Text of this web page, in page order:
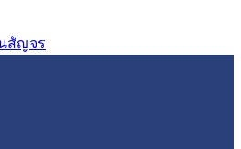
สัญจร